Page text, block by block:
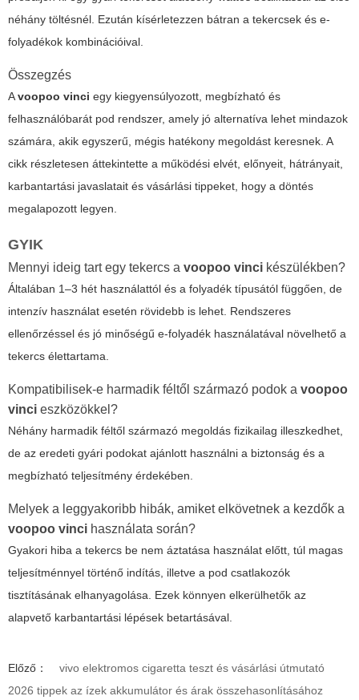
néhány töltésnél. Ezután kísérletezzen bátran a tekercsek és e-
folyadékok kombinációival.
Összegzés
Avoopoo vinci egy kiegyensúlyozott, megbízható és
felhasználóbarát pod rendszer, amely jó alternatíva lehet mindazok
számára, akik egyszerű, mégis hatékony megoldást keresnek. A
cikk részletesen áttekintette a működési elvét, előnyeit, hátrányait,
karbantartási javaslatait és vásárlási tippeket, hogy a döntés
megalapozott legyen.
GYIK
Mennyi ideig tart egy tekercs a voopoo vinci készülékben?
Általában 1–3 hét használattól és a folyadék típusától függően, de
intenzív használat esetén rövidebb is lehet. Rendszeres
ellenőrzéssel és jó minőségű e-folyadék használatával növelhető a
tekercs élettartama.
Kompatibilisek-e harmadik féltől származó podok a voopoo
vinci eszközökkel?
Néhány harmadik féltől származó megoldás fizikailag illeszkedhet,
de az eredeti gyári podokat ajánlott használni a biztonság és a
megbízható teljesítmény érdekében.
Melyek a leggyakoribb hibák, amiket elkövetnek a kezdők a
voopoo vinci használata során?
Gyakori hiba a tekercs be nem áztatása használat előtt, túl magas
teljesítménnyel történő indítás, illetve a pod csatlakozók
tisztításának elhanyagolása. Ezek könnyen elkerülhetők az
alapvető karbantartási lépések betartásával.
Előző：
vivo elektromos cigaretta teszt és vásárlási útmutató
2026 tippek az ízek akkumulátor és árak összehasonlításához